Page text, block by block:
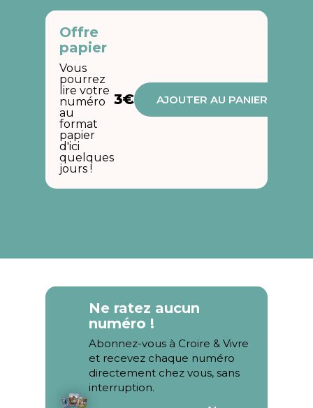
Offre
papier
Vous
pourrez
lire votre
numéro
au
format
papier
d'ici
quelques
jours !
3€ AJOUTER AU PANIER
Ne ratez aucun
numéro !
Abonnez-vous à Croire & Vivre
et recevez chaque numéro
directement chez vous, sans
interruption.